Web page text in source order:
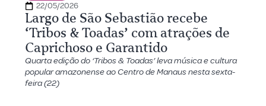
22/05/2026
Largo de São Sebastião recebe
‘Tribos & Toadas’ com atrações de
Caprichoso e Garantido
Quarta edição do ‘Tribos & Toadas’ leva música e cultura
popular amazonense ao Centro de Manaus nesta sexta-
feira (22)